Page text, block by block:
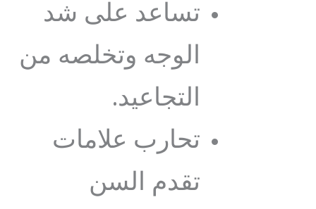
تساعد على شد
الوجه وتخلصه من
التجاعيد.
تحارب علامات
تقدم السن